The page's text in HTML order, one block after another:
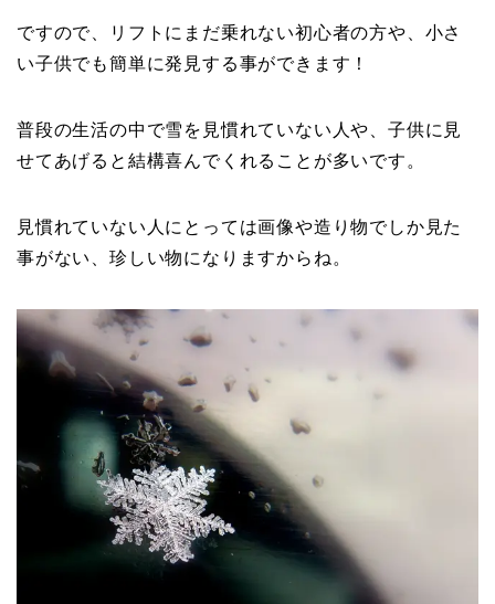
ですので、リフトにまだ乗れない初心者の方や、小さ
い子供でも簡単に発見する事ができます！
普段の生活の中で雪を見慣れていない人や、子供に見
せてあげると結構喜んでくれることが多いです。
見慣れていない人にとっては画像や造り物でしか見た
事がない、珍しい物になりますからね。